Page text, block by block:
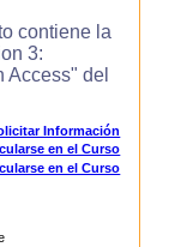
contiene la
3:
Access" del
Información